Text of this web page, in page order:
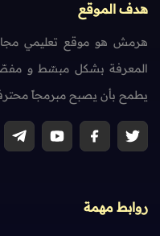
هدف الموقع
هرمش هو موقع تعليمي
المعرفة بشكل مبسّط و
يطمح بأن يصبح مبرمجاً
روابط مهمة